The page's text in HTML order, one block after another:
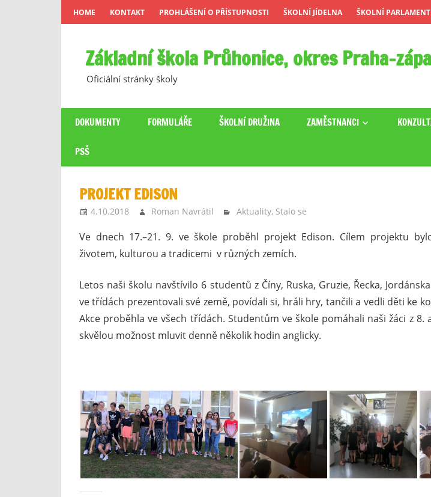
Skip
to
HOME KONTAKT PROHLÁŠENÍ O PŘÍSTUPNOSTI ŠKOLNÍ JÍDELNA ŠKOLNÍ PARLAMENT
Základní škola Průhonice, okres Praha-
Oficiální stránky školy
DOKUMENTY FORMULÁŘE ŠKOLNÍ DRUŽINA ZAMĚSTNANCI
PSŠ
PROJEKT EDISON
4.10.2018 Roman Navrátil Aktuality, Stalo se
Ve dnech 17.–21. 9. ve škole proběhl projekt Edison. Cílem projektu
životem, kulturou a tradicemi v různých zemích.
Letos naši školu navštívilo 6 studentů z Číny, Ruska, Gruzie, Řecka,
ve třídách prezentovali své země, povídali si, hráli hry, tančili a vedli děti ke
Akce proběhla ve všech třídách. Studentům ve škole pomáhali naši žáci z
skvělou možnost mluvit denně několik hodin anglicky.